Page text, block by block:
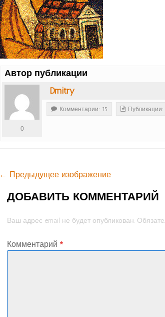
Автор публикации
Dmitry
0
Комментарии: 15 Публикации:
← Предыдущее изображение
ДОБАВИТЬ КОММЕНТАРИЙ
Ваш адрес email не будет опубликован.
Комментарий*